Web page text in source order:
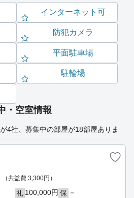
インターネット可
防犯カメラ
平面駐車場
駐輪場
・空室情報
4社、募集中の部屋が18部屋ありま
（共益費 3,300円）
礼 100,000円 保 －